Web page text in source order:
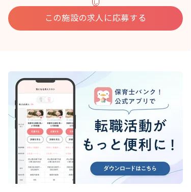
し
む
この施設の求人に応募する